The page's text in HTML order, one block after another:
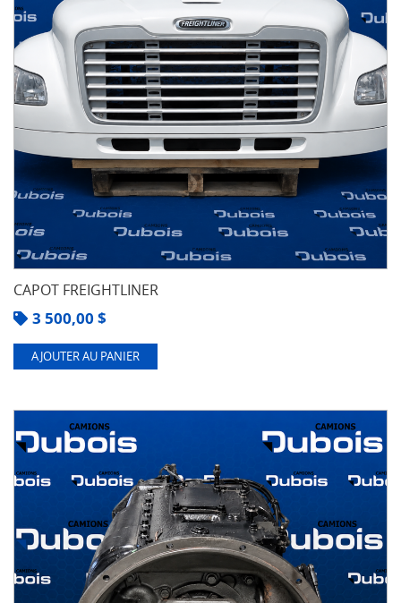
CAPOT FREIGHTLINER
3 500,00 $
AJOUTER AU PANIER